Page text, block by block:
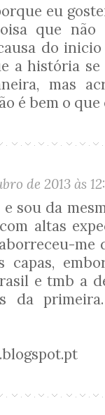
eu
que não
do
a história
mas
é bem o que
de 2013 às
sou da
altas
me
capas,
e tmb a
da